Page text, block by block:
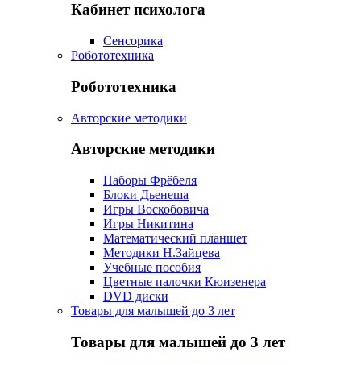
Кабинет психолога
Сенсорика
Робототехника
Робототехника
Авторские методики
Авторские методики
Наборы Фрёбеля
Блоки Дьенеша
Игры Воскобовича
Игры Никитина
Математический планшет
Методики Н.Зайцева
Учебные пособия
Цветные палочки Кюизенера
DVD диски
Товары для малышей до 3 лет
Товары для малышей до 3 лет